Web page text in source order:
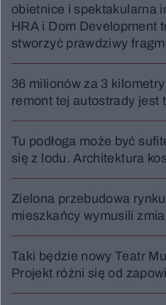
obietnice i spektakularna
HRA i Dom Development
stworzyć prawdziwy
36 milionów za 3
remont tej autostrady jest
Tu podłoga może być
się z lodu. Architektura
Zielona przebudowa
mieszkańcy wymusili
Taki będzie nowy Teatr
Projekt różni się od